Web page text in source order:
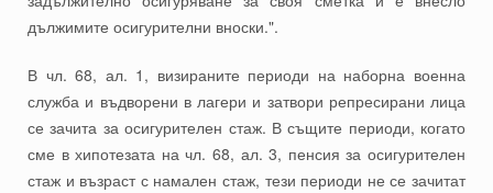
дължимите осигурителни вноски.".
В чл. 68, ал. 1, визираните периоди на наборна военна
служба и въдворени в лагери и затвори репресирани лица
се зачита за осигурителен стаж. В същите периоди, когато
сме в хипотезата на чл. 68, ал. 3, пенсия за осигурителен
стаж и възраст с намален стаж, тези периоди не се зачитат